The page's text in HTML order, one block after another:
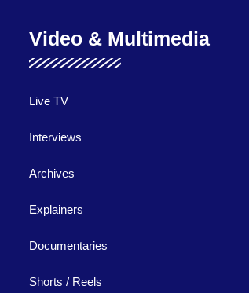
Video & Multimedia
Live TV
Interviews
Archives
Explainers
Documentaries
Shorts / Reels